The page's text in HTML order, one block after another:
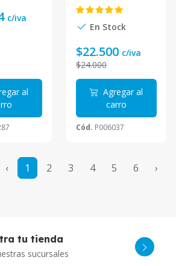
c/iva
al
Uplink 10/100M,
Total de
Soporta
distancia hasta
250M
En Stock
$22.500 c/iva
$24.000
Agregar al
carro
Cód. P006037
‹ 1 2 3 4 5 6 ›
tu tienda
sucursales